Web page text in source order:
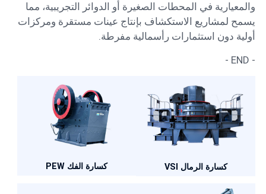
والمعيارية في المحطات الصغيرة أو الدوائر التجريبية، مما
يسمح لمشاريع الاستكشاف بإنتاج عينات مستقرة ومركزات
أولية دون استثمارات رأسمالية مفرطة.
- END -
كسارة الفك PEW كسارة الرمال VSI